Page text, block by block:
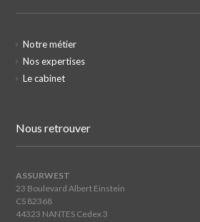
Notre métier
Nos expertises
Le cabinet
Nous retrouver
ASSURWEST
23 Boulevard Albert Einstein
CS 82368
44323 NANTES Cedex 3